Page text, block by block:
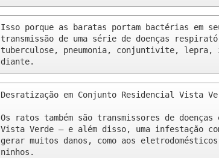
Isso porque as baratas portam bactérias em
transmissão de uma série de doenças
tuberculose, pneumonia, conjuntivite, lepra,
diante.
Desratização em Conjunto Residencial Vista
Os ratos também são transmissores de
Vista Verde – e além disso, uma infestação
gerar muitos danos, como aos
ninhos.